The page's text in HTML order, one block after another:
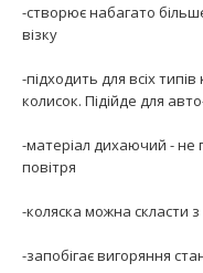
-створює набагато
візку
-підходить для всіх
колисок. Підійде для
-матеріал дихаючий - не
повітря
-коляска можна скласти
-запобігає вигоряння